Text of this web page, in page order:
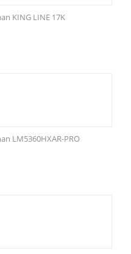
KING LINE 17K
LM5360HXAR-PRO